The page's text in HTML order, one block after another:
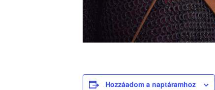
Hozzáadom a naptáramhoz